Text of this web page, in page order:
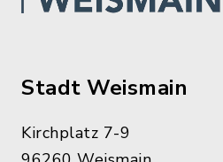
Stadt Weismain
Kirchplatz 7-9